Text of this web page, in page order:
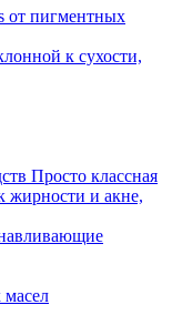
от пигментных
к сухости,
Просто классная
жирности и акне,